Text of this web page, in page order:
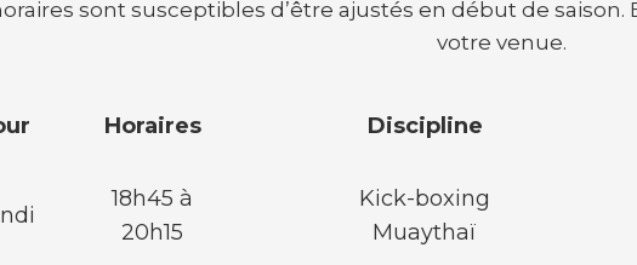
sont susceptibles d’être ajustés en début de
votre venue.
Horaires Discipline
18h45 à
20h15
Kick-boxing
Muaythaï